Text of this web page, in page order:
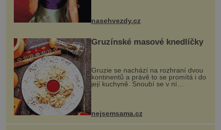
nasehvezdy.cz
Gruzínské masové knedlíčky
Gruzie se nachází na rozhraní dvou
kontinentů a právě to se promítá i do
její kuchyně. Snoubí se v ní
evropské a asijské chutě a díky tomu
pokrmy, které rozhodně st...
nejsemsama.cz